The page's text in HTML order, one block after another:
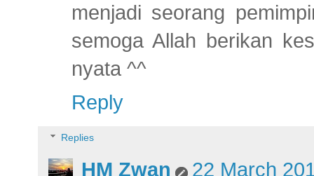
menjadi seorang
semoga Allah berikan
nyata ^^
Reply
Replies
HM Zwan
22 March